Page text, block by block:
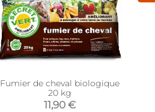
Fumier de cheval biologique
20 kg
11,90 €